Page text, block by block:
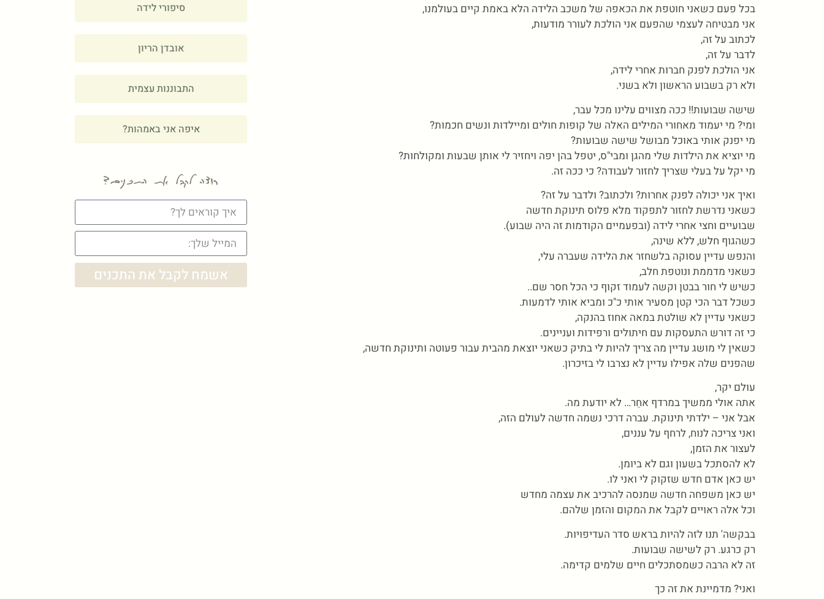
בכל פעם כשאני חוטפת את הכאפה של משכב הלידה הלא באמת קיים בעולמנו,
אני מבטיחה לעצמי שהפעם אני הולכת לעורר מודעות,
לכתוב על זה,
לדבר על זה,
אני הולכת לפנק חברות אחרי לידה,
ולא רק בשבוע הראשון ולא בשני.
שישה שבועות!! ככה מצווים עלינו מכל עבר,
ומי? מי יעמוד מאחורי המילים האלה של קופות חולים ומיילדות ונשים חכמות?
מי יפנק אותי באוכל מבושל שישה שבועות?
מי יוציא את הילדות שלי מהגן ומבי"ס, יטפל בהן יפה ויחזיר לי אותן שבעות ומקולחות?
מי יקל על בעלי שצריך לחזור לעבודה? כי ככה זה.
ואיך אני יכולה לפנק אחרות? ולכתוב? ולדבר על זה?
כשאני נדרשת לחזור לתפקוד מלא פלוס תינוקת חדשה
שבועיים וחצי אחרי לידה (ובפעמיים הקודמות זה היה שבוע).
כשהגוף חלש, ללא שינה,
והנפש עדיין עסוקה בלשחזר את הלידה שעברה עלי,
כשאני מדממת ונוטפת חלב,
כשיש לי חור בבטן וקשה לעמוד זקוף כי הכל חסר שם..
כשכל דבר הכי קטן מסעיר אותי כ"כ ומביא אותי לדמעות.
כשאני עדיין לא שולטת במאה אחוז בהנקה,
כי זה דורש התעסקות עם חיתולים ורפידות ועניינים.
כשאין לי מושג עדיין מה צריך להיות לי בתיק כשאני יוצאת מהבית עבור פעוטה ותינוקת חדשה,
שהפנים שלה אפילו עדיין לא נצרבו לי בזיכרון.
עולם יקר,
אתה אולי ממשיך במרדף אחַר… לא יודעת מה.
אבל אני – ילדתי תינוקת. עברה דרכי נשמה חדשה לעולם הזה,
ואני צריכה לנוח, לרחף על עננים,
לעצור את הזמן,
לא להסתכל בשעון וגם לא ביומן.
יש כאן אדם חדש שזקוק לי ואני לו.
יש כאן משפחה חדשה שמנסה להרכיב את עצמה מחדש
וכל אלה ראויים לקבל את המקום והזמן שלהם.
בבקשה' תנו לזה להיות בראש סדר העדיפויות.
רק כרגע. רק לשישה שבועות.
זה לא הרבה כשמסתכלים חיים שלמים קדימה.
ואני? מדמיינת את זה כך
סיפורי לידה
אובדן הריון
התבוננות עצמית
איפה אני באמהות?
רוצה לקבל את התכנים?
אשמח לקבל את התכנים